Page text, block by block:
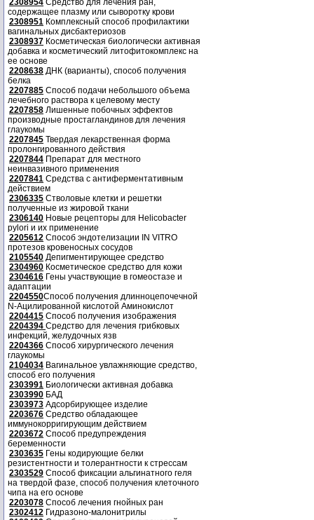
2308954 Средство для лечения ран,
содержащее плазму или сыворотку крови
2308951 Комплексный способ профилактики
вагинальных дисбактериозов
2308937 Косметическая биологически активная
добавка и косметический литофитокомплекс на
ее основе
2208638 ДНК (варианты), способ получения
белка
2207885 Способ подачи небольшого объема
лечебного раствора к целевому месту
2207858 Лишенные побочных эффектов
производные простагландинов для лечения
глаукомы
2207845 Твердая лекарственная форма
пролонгированного действия
2207844 Препарат для местного
неинвазивного применения
2207841 Средства с антиферментативным
действием
2306335 Стволовые клетки и решетки
полученные из жировой ткани
2306140 Новые рецепторы для Helicobacter
pylori и их применение
2205612 Способ эндотелизации IN VITRO
протезов кровеносных сосудов
2105540 Депигментирующее средство
2304960 Косметическое средство для кожи
2304616 Гены участвующие в гомеостазе и
адаптации
2204550Способ получения длинноцепочечной
N-Ацилированной кислотой Аминокислот
2204415 Способ получения изображения
2204394 Средство для лечения грибковых
инфекций, желудочных язв
2204366 Способ хирургического лечения
глаукомы
2104034 Вагинальное увлажняющие средство,
способ его получения
2303991 Биологически активная добавка
2303990 БАД
2303973 Адсорбирующее изделие
2203676 Средство обладающее
иммунокорригирующим действием
2203672 Способ предупреждения
беременности
2303635 Гены кодирующие белки
резистентности и толерантности к стрессам
2303529 Способ фиксации альгинатного геля
на твердой фазе, способ получения клеточного
чипа на его основе
2203078 Способ лечения гнойных ран
2302412 Гидразоно-малонитрилы